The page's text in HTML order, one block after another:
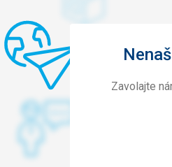
Zavolajte